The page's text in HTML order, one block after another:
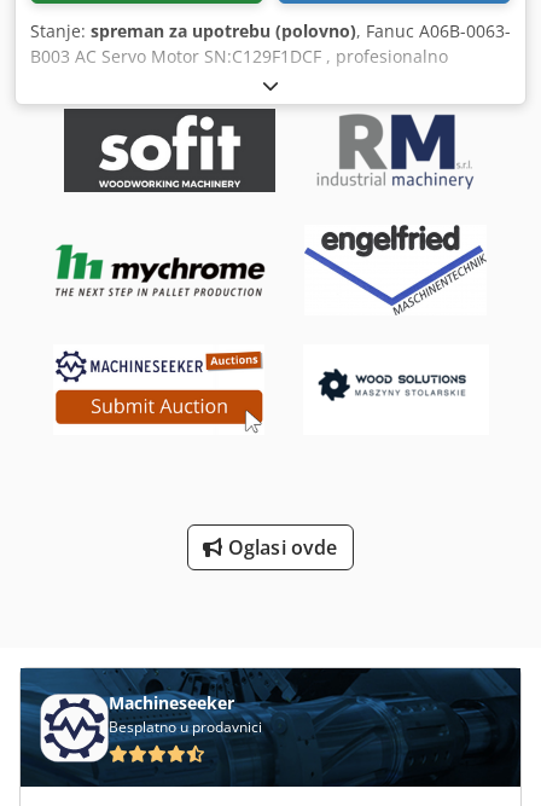
Stanje: spreman za upotrebu (polovno), Fanuc A06B-0063-
B003 AC Servo Motor SN:C129F1DCF , profesionalno
potpuno remontovan i testiran sa 12 meseci garancije,
100% funkcionalan, obim isporuke prema fotografijama,Za
ovaj clanak dogovoreni Csdpei D Hv Rsfx Aizorf
Oglasi ovde
Machineseeker
Besplatno u prodavnici